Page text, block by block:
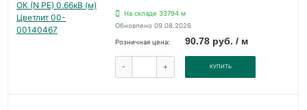
На складе 33794 м
Обновлено 09.08.2026
Розничная цена: 90.78 руб. / м
- + КУПИТЬ